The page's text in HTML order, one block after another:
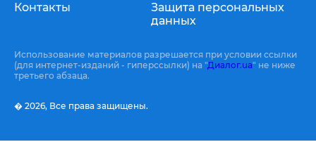
Контакты
Защита персональных
данных
Использование материалов разрешается при условии ссылки
(для интернет-изданий - гиперссылки) на "Диалог.ua" не ниже
третьего абзаца.
� 2026, Все права защищены.